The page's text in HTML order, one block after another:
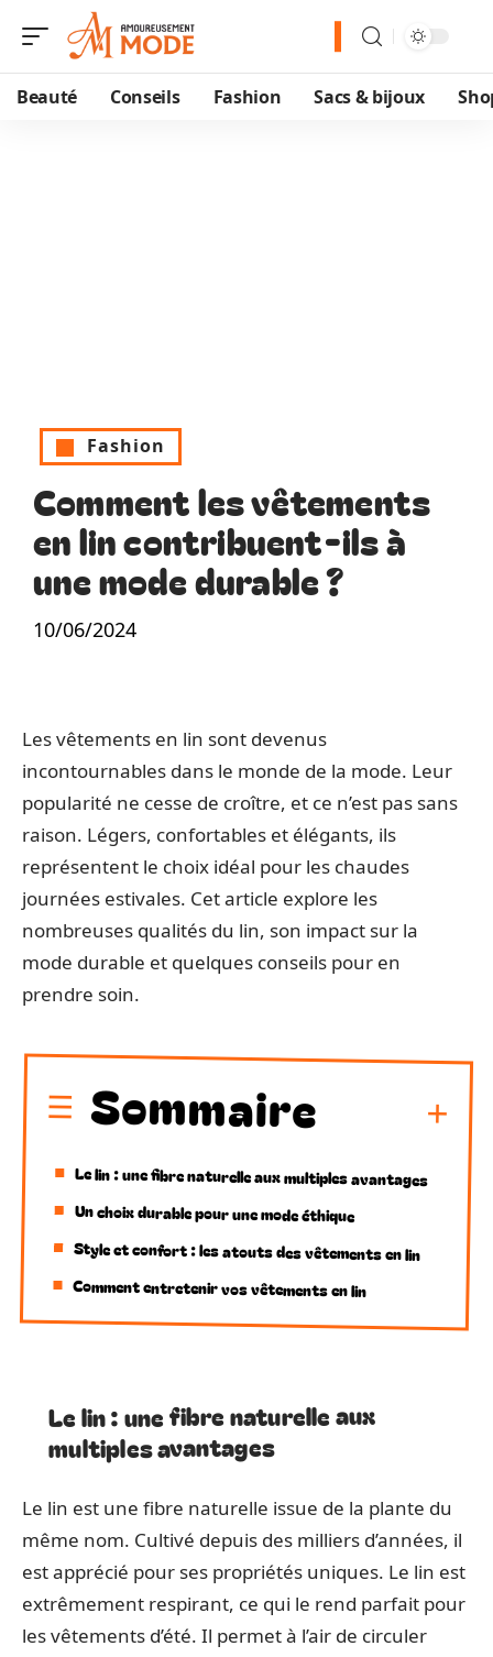
Beauté Conseils Fashion Sacs & bijoux
Fashion
Comment les vêtements
en lin contribuent-ils à
une mode durable ?
10/06/2024
Les vêtements en lin sont devenus
incontournables dans le monde de la mode. Leur
popularité ne cesse de croître, et ce n’est pas sans
raison. Légers, confortables et élégants, ils
représentent le choix idéal pour les chaudes
journées estivales. Cet article explore les
nombreuses qualités du lin, son impact sur la
mode durable et quelques conseils pour en
prendre soin.
Sommaire
Le lin : une fibre naturelle aux multiples avantages
Un choix durable pour une mode éthique
Style et confort : les atouts des vêtements en lin
Comment entretenir vos vêtements en lin
Le lin : une fibre naturelle aux
multiples avantages
Le lin est une fibre naturelle issue de la plante du
même nom. Cultivé depuis des milliers d’années, il
est apprécié pour ses propriétés uniques. Le lin est
extrêmement respirant, ce qui le rend parfait pour
les vêtements d’été. Il permet à l’air de circuler